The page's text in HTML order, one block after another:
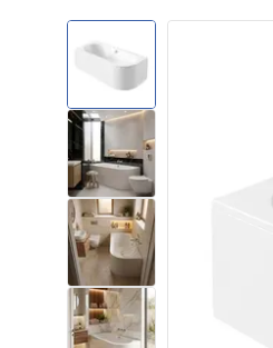
Duschtüren
Duschwannen
Duschrinnen
Toiletten
Waschbecken